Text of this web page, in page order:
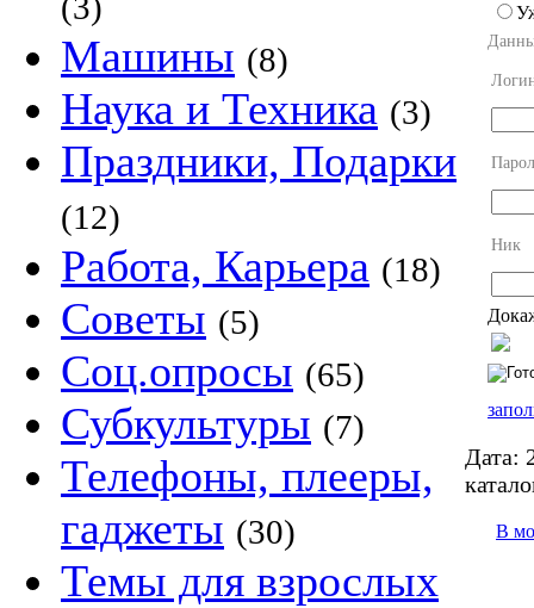
Машины (8)
Наука и Техника (3)
Праздники, Подарки
(12)
Работа, Карьера (18)
Советы (5)
Соц.опросы (65)
Субкультуры (7)
Телефоны, плееры,
гаджеты (30)
Темы для взрослых
Ник
Дата:
В